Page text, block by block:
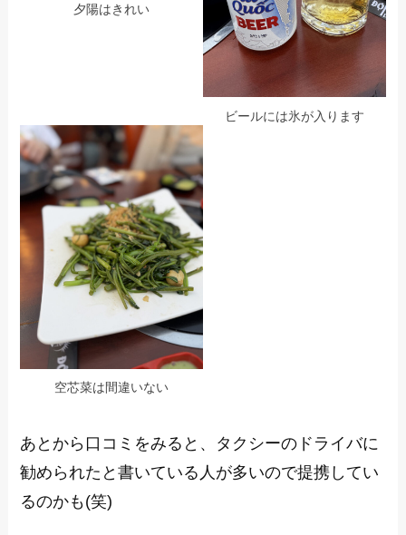
夕陽はきれい
ビールには氷が入ります
空芯菜は間違いない
あとから口コミをみると、タクシーのドライバに
勧められたと書いている人が多いので提携してい
るのかも(笑)